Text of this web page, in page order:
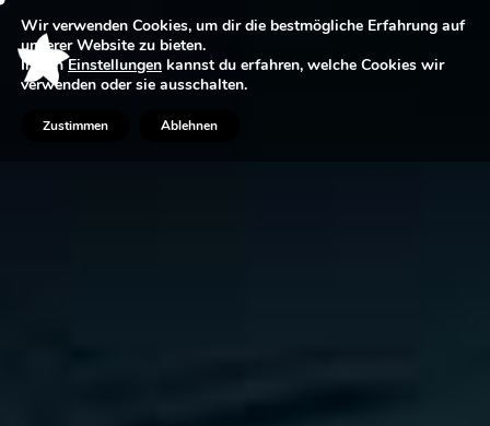
Wir verwenden Cookies, um dir die bestmögliche Erfahrung auf
unserer Website zu bieten.
In denEinstellungen kannst du erfahren, welche Cookies wir
verwenden oder sie ausschalten.
Zustimmen Ablehnen